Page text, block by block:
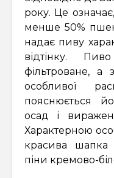
року. Це
менше 50%
надає пиву
відтінку.
фільтроване, а
особливої
пояснюється
осад і
Характерною
красива шапка
піни кремово-